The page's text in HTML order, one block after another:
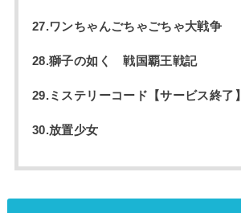
27.ワンちゃんごちゃごちゃ大戦争
28.獅子の如く 戦国覇王戦記
29.ミステリーコード【サービス終了】
30.放置少女